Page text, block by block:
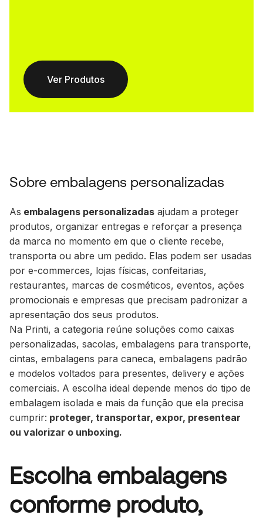
Ver Produtos
Sobre embalagens personalizadas
As embalagens personalizadas ajudam a proteger
produtos, organizar entregas e reforçar a presença
da marca no momento em que o cliente recebe,
transporta ou abre um pedido. Elas podem ser usadas
por e-commerces, lojas físicas, confeitarias,
restaurantes, marcas de cosméticos, eventos, ações
promocionais e empresas que precisam padronizar a
apresentação dos seus produtos.
Na Printi, a categoria reúne soluções como caixas
personalizadas, sacolas, embalagens para transporte,
cintas, embalagens para caneca, embalagens padrão
e modelos voltados para presentes, delivery e ações
comerciais. A escolha ideal depende menos do tipo de
embalagem isolada e mais da função que ela precisa
cumprir: proteger, transportar, expor, presentear
ou valorizar o unboxing.
Escolha embalagens
conforme produto,